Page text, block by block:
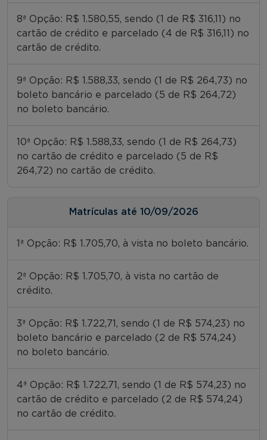
8ª Opção: R$ 1.580,55, sendo (1 de R$ 316,11) no
cartão de crédito e parcelado (4 de R$ 316,11) no
cartão de crédito.
9ª Opção: R$ 1.588,33, sendo (1 de R$ 264,73) no
boleto bancário e parcelado (5 de R$ 264,72)
no boleto bancário.
10ª Opção: R$ 1.588,33, sendo (1 de R$ 264,73)
no cartão de crédito e parcelado (5 de R$
264,72) no cartão de crédito.
Matrículas até 10/09/2026
1ª Opção: R$ 1.705,70, à vista no boleto bancário.
2ª Opção: R$ 1.705,70, à vista no cartão de
crédito.
3ª Opção: R$ 1.722,71, sendo (1 de R$ 574,23) no
boleto bancário e parcelado (2 de R$ 574,24)
no boleto bancário.
4ª Opção: R$ 1.722,71, sendo (1 de R$ 574,23) no
cartão de crédito e parcelado (2 de R$ 574,24)
no cartão de crédito.